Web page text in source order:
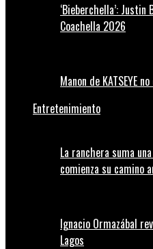
‘Bieberchella’:
Coachella 2026
Manon de KATSEYE
Entretenimiento
La ranchera suma
comienza su camino
Ignacio Ormazábal
Lagos